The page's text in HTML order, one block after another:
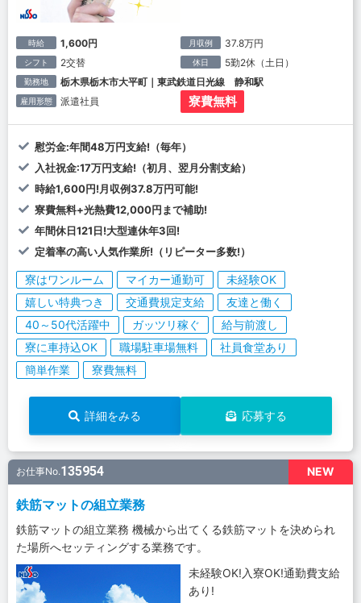
時給 1,600円 月収例 37.8万円
シフト 2交替 休日 5勤2休（土日）
勤務地 栃木県栃木市大平町｜東武鉄道日光線 静和駅
雇用形態 派遣社員 寮費無料
慰労金:年間48万円支給!（毎年）
入社祝金:17万円支給!（初月、翌月分割支給）
時給1,600円!月収例37.8万円可能!
寮費無料+光熱費12,000円まで補助!
年間休日121日!大型連休年3回!
定着率の高い人気作業所!（リピーター多数!）
寮はワンルーム マイカー通勤可
未経験OK
嬉しい特典つき
交通費規定支給
友達と働く
40～50代活躍中
ガッツリ稼ぐ
給与前渡し
寮に車持込OK
職場駐車場無料
社員食堂あり
簡単作業
寮費無料
詳細をみる 応募する
NEW
お仕事No.135954
鉄筋マットの組立業務
鉄筋マットの組立業務 機械から出てくる鉄筋マットを決められ
た場所へセッティングする業務です。
未経験OK!入寮OK!通勤費支給
あり!